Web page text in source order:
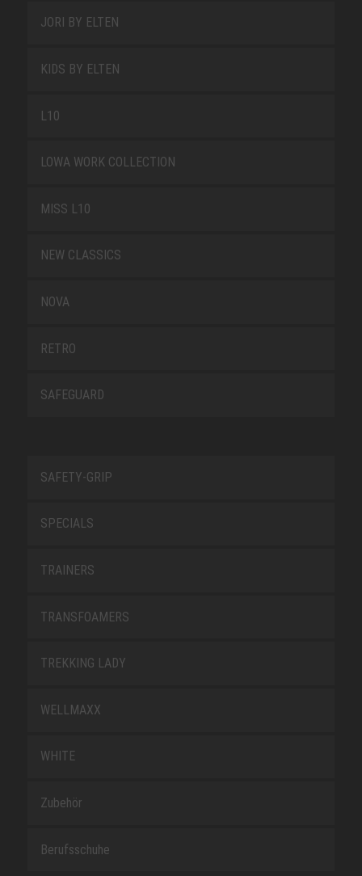
JORI BY ELTEN
KIDS BY ELTEN
L10
LOWA WORK COLLECTION
MISS L10
NEW CLASSICS
NOVA
RETRO
SAFEGUARD
SAFETY-GRIP
SPECIALS
TRAINERS
TRANSFOAMERS
TREKKING LADY
WELLMAXX
WHITE
Zubehör
Berufsschuhe